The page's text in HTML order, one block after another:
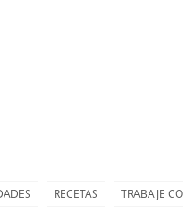
RECETAS TRABAJE